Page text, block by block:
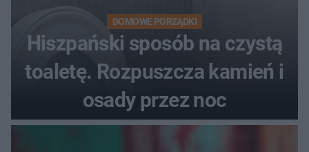
DOMOWE PORZĄDKI
Hiszpański sposób na czystą
toaletę. Rozpuszcza kamień i
osady przez noc